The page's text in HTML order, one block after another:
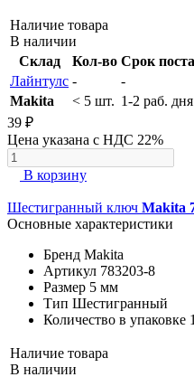
Наличие товара
В наличии
Склад
Кол-во Срок
Лайнтулс -
-
Makita
< 5 шт. 1-2 раб. дня
39 ₽
Цена указана с НДС 22%
В корзину
Шестигранный ключ Makita
Основные характеристики
Бренд Makita
Артикул 783203-8
Размер 5 мм
Тип Шестигранный
Количество в упаковке 1
Наличие товара
В наличии